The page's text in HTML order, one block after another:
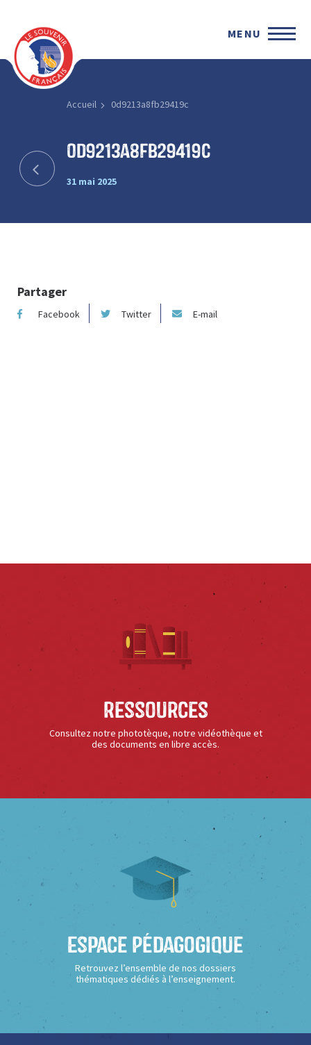
MENU
Accueil 0d9213a8fb29419c
0d9213a8fb29419c
31 mai 2025
Partager
Facebook Twitter E-mail
Ressources
Consultez notre phototèque, notre vidéothèque et
des documents en libre accès.
Espace Pédagogique
Retrouvez l’ensemble de nos dossiers
thématiques dédiés à l’enseignement.